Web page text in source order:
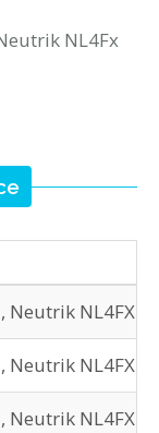
NL4Fx
NL4FX -
NL4FX -
NL4FX -